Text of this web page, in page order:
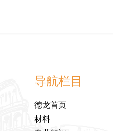
导航栏目
德龙首页
材料